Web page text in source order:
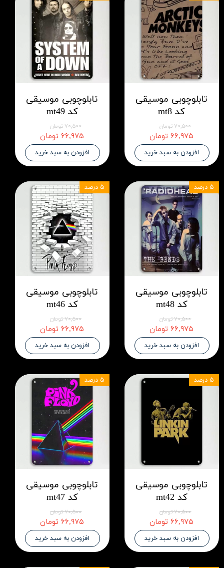
تابلوچوبی موسیقی
کد mt8
۷۰,۵۰۰ تومان
۶۶,۹۷۵ تومان
افزودن به سبد خرید
تابلوچوبی موسیقی
کد mt49
۷۰,۵۰۰ تومان
۶۶,۹۷۵ تومان
افزودن به سبد خرید
تابلوچوبی موسیقی
کد mt48
۷۰,۵۰۰ تومان
۶۶,۹۷۵ تومان
افزودن به سبد خرید
۵ درصد
تابلوچوبی موسیقی
کد mt46
۷۰,۵۰۰ تومان
۶۶,۹۷۵ تومان
افزودن به سبد خرید
۵ درصد
تابلوچوبی موسیقی
کد mt42
۷۰,۵۰۰ تومان
۶۶,۹۷۵ تومان
افزودن به سبد خرید
۵ درصد
تابلوچوبی موسیقی
کد mt47
۷۰,۵۰۰ تومان
۶۶,۹۷۵ تومان
افزودن به سبد خرید
۵ درصد